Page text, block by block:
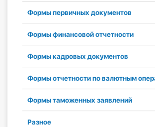
Инструменты
Вебинары
Справочник бухгалтера
Участник ВЭД
Практика ИП
Формы первичных документов
Формы финансовой отчетности
Формы кадровых документов
Формы отчетности по валютным
Формы таможенных заявлений
Разное